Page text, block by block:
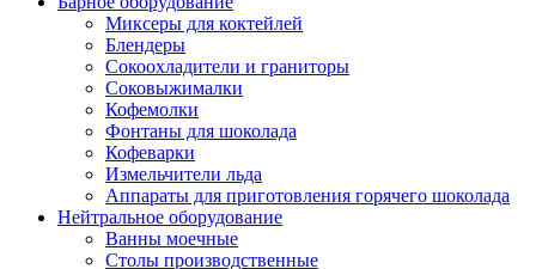
Миксеры для коктейлей
Блендеры
Сокоохладители и граниторы
Соковыжималки
Кофемолки
Фонтаны для шоколада
Кофеварки
Измельчители льда
Аппараты для приготовления горячего шоколада
Нейтральное оборудование
Ванны моечные
Столы производственные